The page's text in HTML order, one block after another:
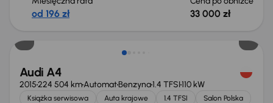
od 196 zł 33 000 zł
Audi A4
2015224 504 kmAutomatBenzyna1.4 TFSI110 kW
Książka serwisowa Auta krajowe 1.4 TFSI
Salon Polska